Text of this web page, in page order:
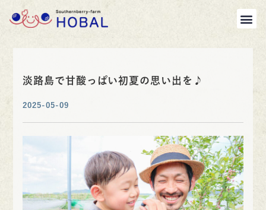
淡路島で甘酸っぱい初夏の思い出を♪
2025-05-09